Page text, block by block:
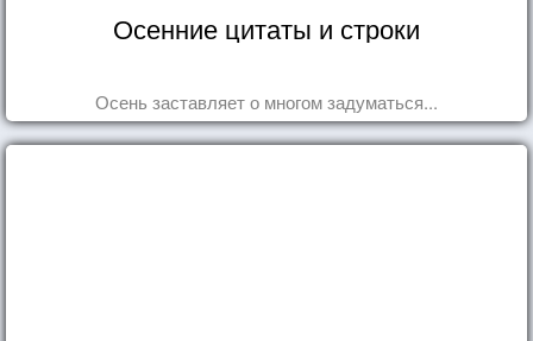
Осенние цитаты и строки
Осень заставляет о многом задуматься...